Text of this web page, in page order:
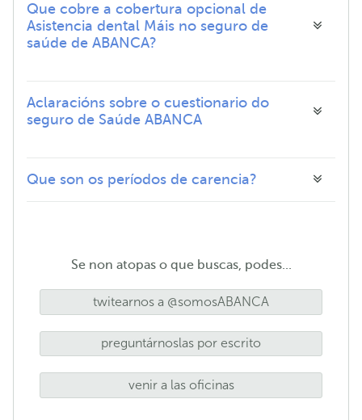
Que cobre a cobertura opcional de
Asistencia dental Máis no seguro de
saúde de ABANCA?
Aclaracións sobre o cuestionario do
seguro de Saúde ABANCA
Que son os períodos de carencia?
Se non atopas o que buscas, podes...
twitearnos a @somosABANCA
preguntárnoslas por escrito
venir a las oficinas